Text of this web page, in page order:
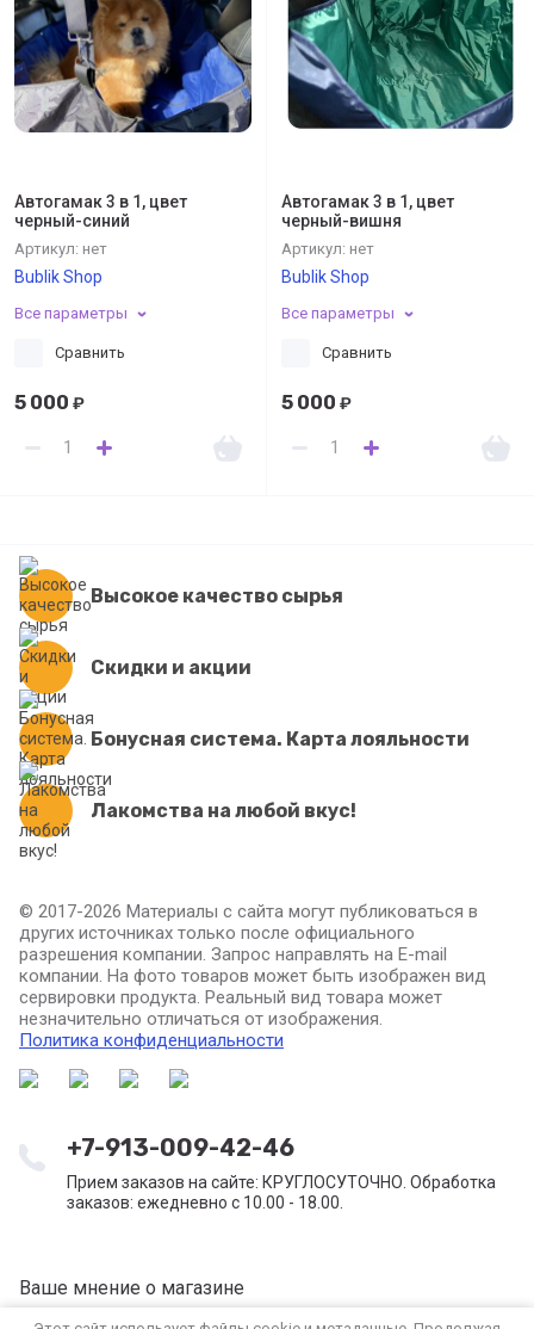
Автогамак 3 в 1, цвет
черный-синий
Артикул: нет
Bublik Shop
Все параметры
Сравнить
5 000 ₽
Автогамак 3 в 1, цвет
черный-вишня
Артикул: нет
Bublik Shop
Все параметры
Сравнить
5 000 ₽
Высокое качество сырья
Скидки и акции
Бонусная система. Карта лояльности
Лакомства на любой вкус!
© 2017-2026 Материалы с сайта могут публиковаться в
других источниках только после официального
разрешения компании. Запрос направлять на E-mail
компании. На фото товаров может быть изображен вид
сервировки продукта. Реальный вид товара может
незначительно отличаться от изображения.
Политика конфиденциальности
+7-913-009-42-46
Прием заказов на сайте: КРУГЛОСУТОЧНО. Обработка
заказов: ежедневно с 10.00 - 18.00.
Ваше мнение о магазине